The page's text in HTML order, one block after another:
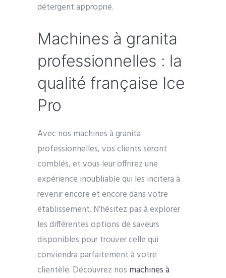
détergent approprié.
Machines à granita
professionnelles : la
qualité française Ice
Pro
Avec nos machines à granita
professionnelles, vos clients seront
comblés, et vous leur offrirez une
expérience inoubliable qui les incitera à
revenir encore et encore dans votre
établissement. N’hésitez pas à explorer
les différentes options de saveurs
disponibles pour trouver celle qui
conviendra parfaitement à votre
clientèle. Découvrez nos machines à